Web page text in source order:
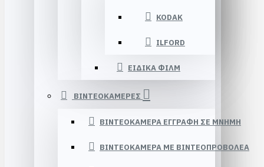
KODAK
ILFORD
ΕΙΔΙΚΑ ΦΙΛΜ
ΒΙΝΤΕΟΚΑΜΕΡΕΣ
ΒΙΝΤΕΟΚΑΜΕΡΑ ΕΓΓΡΑΦΗ ΣΕ ΜΝΗΜΗ
ΒΙΝΤΕΟΚΑΜΕΡΑ ΜΕ ΒΙΝΤΕΟΠΡΟΒΟΛΕΑ